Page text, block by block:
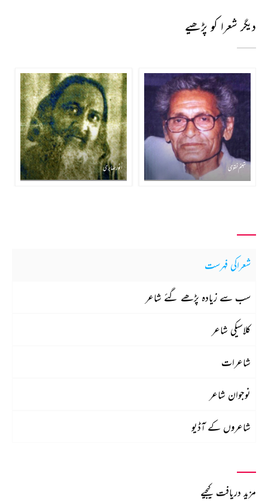
دیگر شعرا کو پڑھیے
شبنم نقوی انور صابری
شعراکی فہرست
سب سے زیادہ پڑھے گئے شاعر
کلاسیکی شاعر
شاعرات
نوجوان شاعر
شاعروں کے آڈیو
مزید دریافت کیجیے